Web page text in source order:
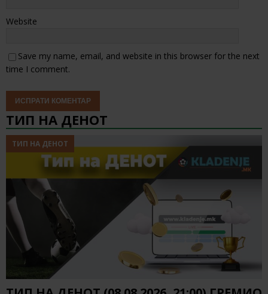
Website
Save my name, email, and website in this browser for the next
time I comment.
ТИП НА ДЕНОТ
ТИП НА ДЕНОТ